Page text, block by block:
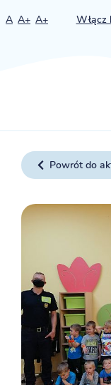
A A+ A+ Włącz
Powrót do